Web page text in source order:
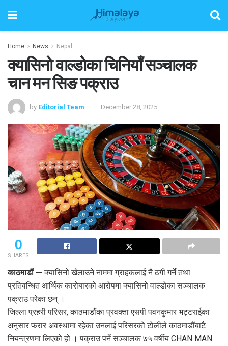
Home News Nepal
क्यासिनो वाल्डोका चिनियाँ सञ्चालक
चान मन सिङ पक्राउ
by Editorial Team December 28, 2025
0
SHARES
काठमाडौं — क्यासिनो खेलाउने नाममा ग्राहकलाई नै ठगी गर्ने तथा
प्रतिवन्धित आर्थिक कारोबारको आरोपमा क्यासिनो वाल्डोका सञ्चालक
पक्राउ परेका छन् ।
जिल्ला प्रहरी परिसर, काठमाडौंका प्रवक्ता एसपी पवनकुमार भट्टराईका
अनुसार फरार अवस्थामा रहेका उनलाई परिसरको टोलीले काठमाडौंबाटै
नियन्त्रणमा लिएको हो । पक्राउ पर्ने सञ्चालक ७५ वर्षीय CHAN MAN